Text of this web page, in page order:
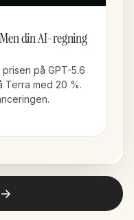
din AI-regning
på GPT-5.6
med 20 %.
→